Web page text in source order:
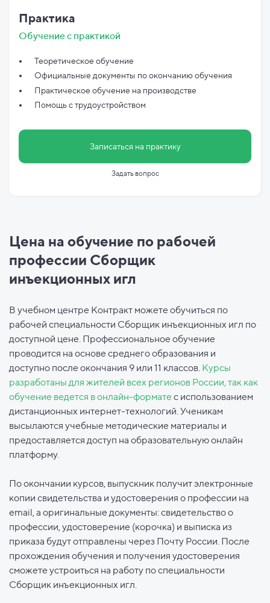
Практика
Обучение с практикой
Теоретическое обучение
Официальные документы поокончанию обучения
Практическое обучение на производстве
Помощь с трудоустройством
Записаться на практику
Задать вопрос
Цена на обучение по рабочей
профессии Сборщик
инъекционных игл
В учебном центре Контракт можете обучиться по
рабочей специальности Сборщик инъекционных игл по
доступной цене. Профессиональное обучение
проводится на основе среднего образования и
доступно после окончания 9 или 11 классов. Курсы
разработаны для жителей всех регионов России, так как
обучение ведется в онлайн-формате с использованием
дистанционных интернет-технологий. Ученикам
высылаются учебные методические материалы и
предоставляется доступ на образовательную онлайн
платформу.
По окончании курсов, выпускник получит электронные
копии свидетельства и удостоверения о профессии на
email, а оригинальные документы: свидетельство о
профессии, удостоверение (корочка) и выписка из
приказа будут отправлены через Почту России. После
прохождения обучения и получения удостоверения
сможете устроиться на работу по специальности
Сборщик инъекционных игл.